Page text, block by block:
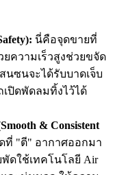
นี่คือจุดขายที่
ความเร็วสูงช่วยขจัด
นซนจะได้รับบาดเจ็บ
ปิดพัดลมทิ้งไว้ได้
& Consistent
ที่ "ตี" อากาศออกมา
พัดใช้เทคโนโลยี Air